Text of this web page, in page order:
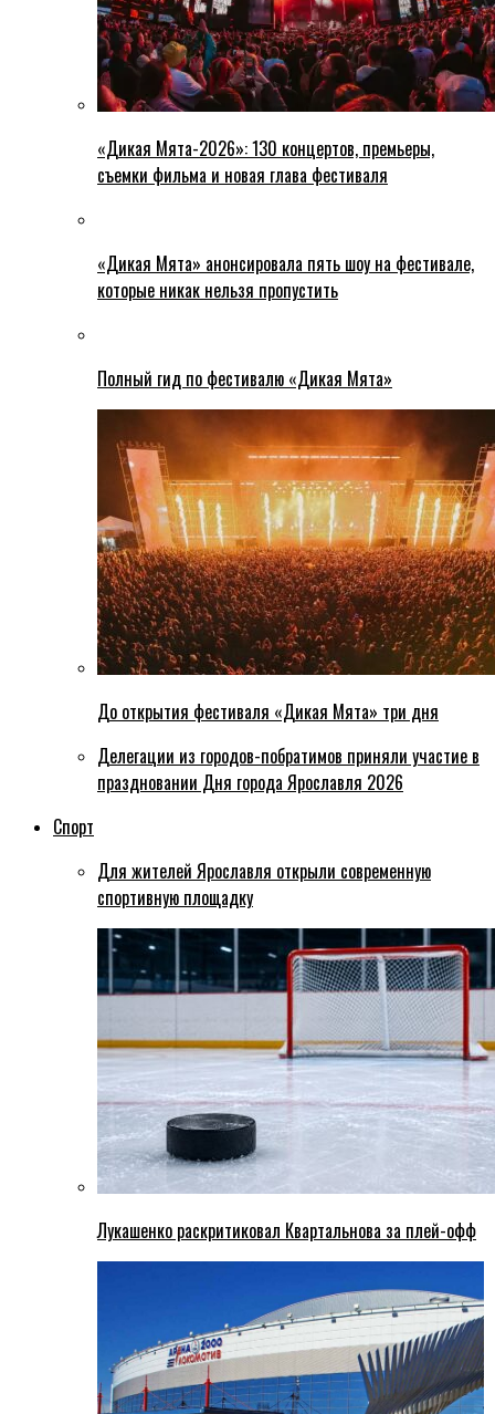
«Дикая Мята-2026»: 130 концертов, премьеры,
съемки фильма и новая глава фестиваля
«Дикая Мята» анонсировала пять шоу на фестивале,
которые никак нельзя пропустить
Полный гид по фестивалю «Дикая Мята»
До открытия фестиваля «Дикая Мята» три дня
Делегации из городов-побратимов приняли участие в
праздновании Дня города Ярославля 2026
Спорт
Для жителей Ярославля открыли современную
спортивную площадку
Лукашенко раскритиковал Квартальнова за плей-офф